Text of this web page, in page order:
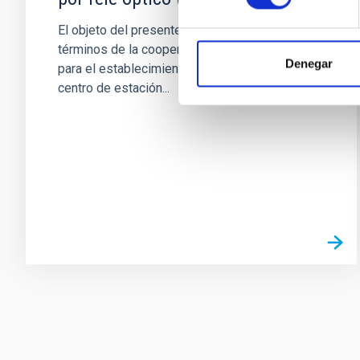
Denegar
El objeto del presente acuerdo es estipular los
términos de la cooperación entre ESA e IAC
para el establecimiento y funcionamiento de un
centro de estación...